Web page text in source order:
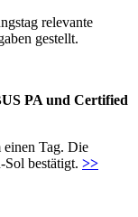
relevante
gestellt.
PA und Certified
Tag. Die
bestätigt. >>